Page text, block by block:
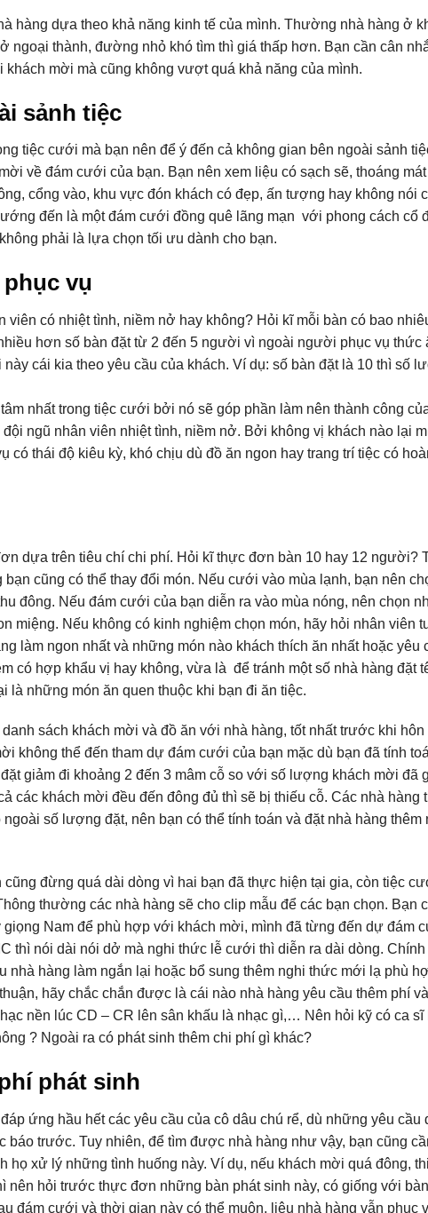
hàng dựa theo khả năng kinh tế của mình. Thường nhà hàng ở
ngoại thành, đường nhỏ khó tìm thì giá thấp hơn. Bạn cần cân
khách mời mà cũng không vượt quá khả năng của mình.
sảnh tiệc
tiệc cưới mà bạn nên để ý đến cả không gian bên ngoài sảnh
về đám cưới của bạn. Bạn nên xem liệu có sạch sẽ, thoáng
cổng vào, khu vực đón khách có đẹp, ấn tượng hay không nói
đến là một đám cưới đồng quê lãng mạn với phong cách cổ
phải là lựa chọn tối ưu dành cho bạn.
vụ
viên có nhiệt tình, niềm nở hay không? Hỏi kĩ mỗi bàn có bao
hơn số bàn đặt từ 2 đến 5 người vì ngoài người phục vụ thức
cái kia theo yêu cầu của khách. Ví dụ: số bàn đặt là 10 thì số
nhất trong tiệc cưới bởi nó sẽ góp phần làm nên thành công
ngũ nhân viên nhiệt tình, niềm nở. Bởi không vị khách nào lại
có thái độ kiêu kỳ, khó chịu dù đồ ăn ngon hay trang trí tiệc có
dựa trên tiêu chí chi phí. Hỏi kĩ thực đơn bàn 10 hay 12 người?
cũng có thể thay đổi món. Nếu cưới vào mùa lạnh, bạn nên
đông. Nếu đám cưới của bạn diễn ra vào mùa nóng, nên chọn
miệng. Nếu không có kinh nghiệm chọn món, hãy hỏi nhân viên
làm ngon nhất và những món nào khách thích ăn nhất hoặc yêu
có hợp khẩu vị hay không, vừa là để tránh một số nhà hàng đặt
là những món ăn quen thuộc khi bạn đi ăn tiệc.
sách khách mời và đồ ăn với nhà hàng, tốt nhất trước khi hôn
không thể đến tham dự đám cưới của bạn mặc dù bạn đã tính
giảm đi khoảng 2 đến 3 mâm cỗ so với số lượng khách mời đã
các khách mời đều đến đông đủ thì sẽ bị thiếu cỗ. Các nhà hàng
số lượng đặt, nên bạn có thể tính toán và đặt nhà hàng thêm
đừng quá dài dòng vì hai bạn đã thực hiện tại gia, còn tiệc
thường các nhà hàng sẽ cho clip mẫu để các bạn chọn. Bạn
Nam để phù hợp với khách mời, mình đã từng đến dự đám
thì nói dài nói dở mà nghi thức lễ cưới thì diễn ra dài dòng.
nhà hàng làm ngắn lại hoặc bổ sung thêm nghi thức mới lạ phù
hãy chắc chắn được là cái nào nhà hàng yêu cầu thêm phí
nền lúc CD – CR lên sân khấu là nhạc gì,… Nên hỏi kỹ có ca sĩ
? Ngoài ra có phát sinh thêm chi phí gì khác?
phát sinh
ứng hầu hết các yêu cầu của cô dâu chú rể, dù những yêu cầu
trước. Tuy nhiên, để tìm được nhà hàng như vậy, bạn cũng
họ xử lý những tình huống này. Ví dụ, nếu khách mời quá đông,
nên hỏi trước thực đơn những bàn phát sinh này, có giống với
đám cưới và thời gian này có thể muộn, liệu nhà hàng vẫn phục